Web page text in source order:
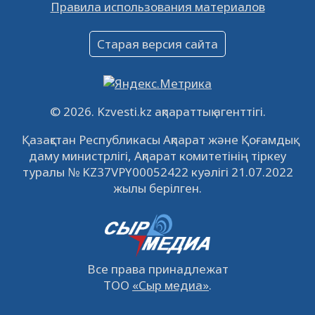
16.12.2022 61061
Объявление
09.12.2022
Свободные рабочие места
встречу с инвесторами в Кызылорде 22
ноября
21.11.2022 14951 0
© 2026. Kzvesti.kz ақпараттық агенттігі.
Қазақстан Республикасы Ақпарат және Қоғамдық
даму министрлігі, Ақпарат комитетінің тіркеу
туралы № KZ37VPY00052422 куәлігі 21.07.2022
жылы берілген.
Все права принадлежат
ТОО «Сыр медиа».
Правила использования материалов
Старая версия сайта